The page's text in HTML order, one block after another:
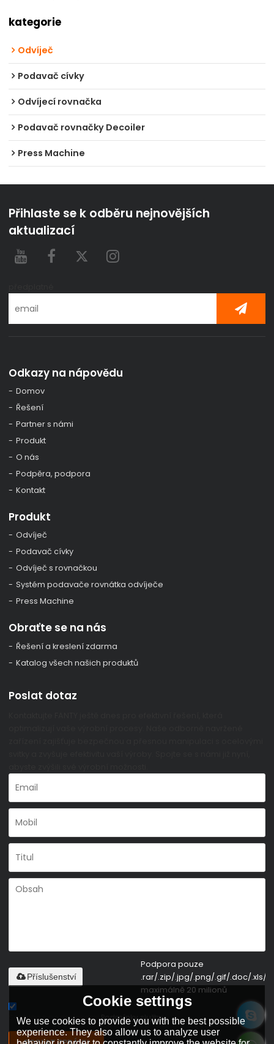
kategorie
Odvíječ
Podavač cívky
Odvíjecí rovnačka
Podavač rovnačky Decoiler
Press Machine
Přihlaste se k odběru nejnovějších
aktualizací
Odkazy na nápovědu
Domov
Řešení
Partner s námi
Produkt
O nás
Podpěra, podpora
Kontakt
Produkt
Odvíječ
Podavač cívky
Odvíječ s rovnačkou
Systém podavače rovnátka odvíječe
Press Machine
Obraťte se na nás
Řešení a kreslení zdarma
Katalog všech našich produktů
Poslat dotaz
Podpora pouze
.rar/.zip/.jpg/.png/.gif/.doc/.xls/
maximálně 20 milionů
Příslušenství
Souhlas s podmínkami,Podmínky služby
Cookie settings
We use cookies to provide you with the best possible
experience. They also allow us to analyze user